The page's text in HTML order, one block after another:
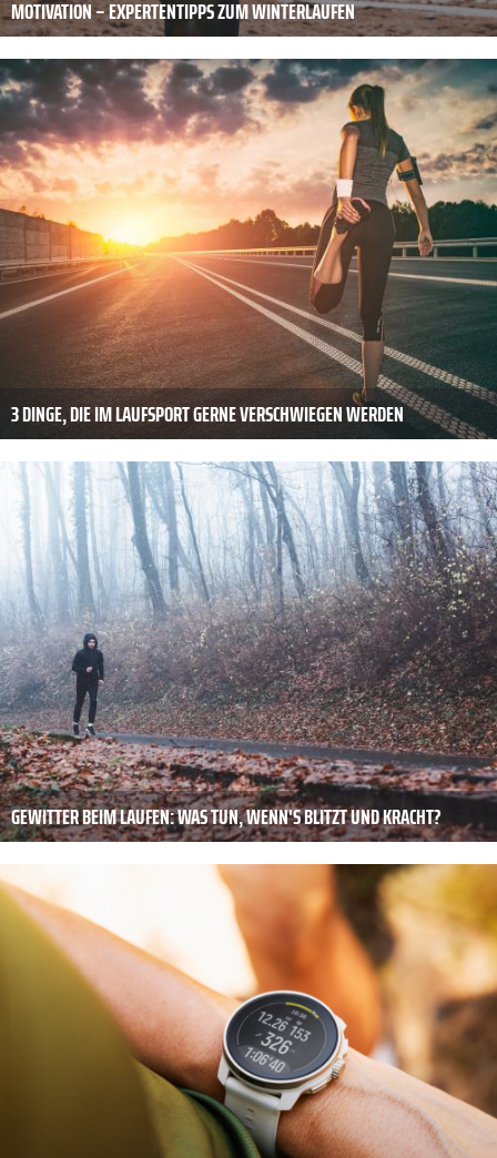
MOTIVATION – EXPERTENTIPPS ZUM WINTERLAUFEN
3 DINGE, DIE IM LAUFSPORT GERNE VERSCHWIEGEN WERDEN
GEWITTER BEIM LAUFEN: WAS TUN, WENN'S BLITZT UND KRACHT?